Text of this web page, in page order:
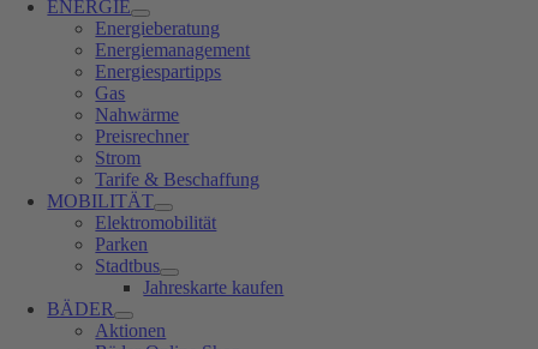
ENERGIE
Energieberatung
Energiemanagement
Energiespartipps
Gas
Nahwärme
Preisrechner
Strom
Tarife & Beschaffung
MOBILITÄT
Elektromobilität
Parken
Stadtbus
Jahreskarte kaufen
BÄDER
Aktionen